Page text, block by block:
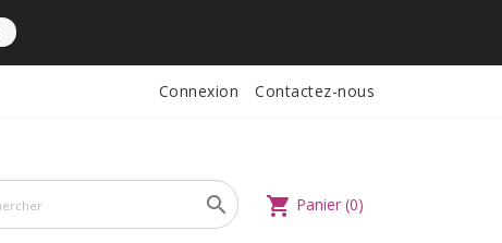
Connexion Contactez-nous
shopping_cart Panier (0)
